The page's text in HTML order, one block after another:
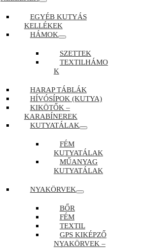
EGYÉB KUTYÁS
KELLÉKEK
HÁMOK
SZETTEK
TEXTILHÁMO
K
HARAP TÁBLÁK
HÍVÓSÍPOK (KUTYA)
KIKÖTŐK –
KARABÍNEREK
KUTYATÁLAK
FÉM
KUTYATÁLAK
MŰANYAG
KUTYATÁLAK
NYAKÖRVEK
BŐR
FÉM
TEXTIL
GPS KIKÉPZŐ
NYAKÖRVEK –